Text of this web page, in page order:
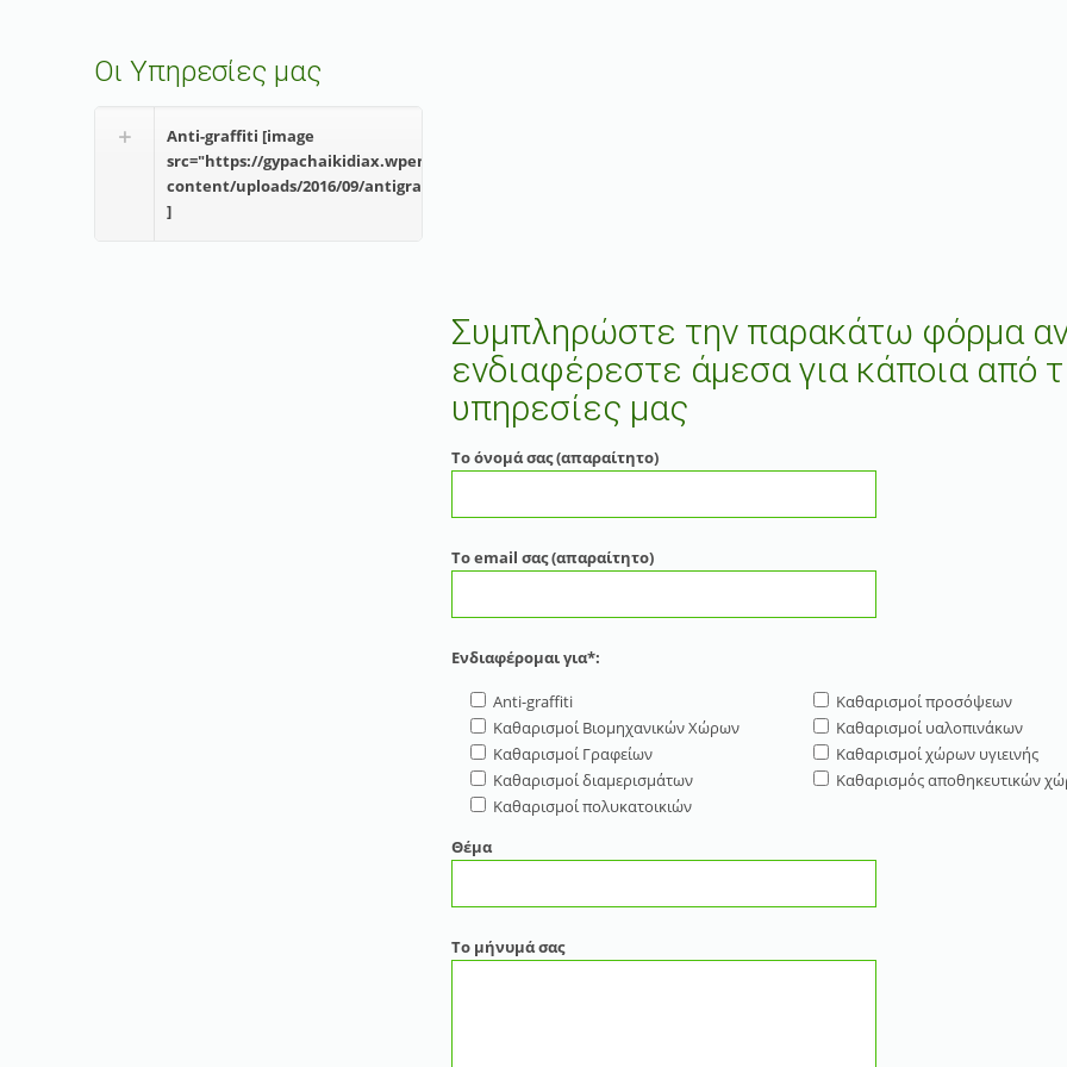
Οι Υπηρεσίες μας
Anti-graffiti [image
src="https://gypachaikidiax.wpengine.com/wp-
content/uploads/2016/09/antigraf.jpg"
]
Συμπληρώστε την παρακάτω φόρμα
ενδιαφέρεστε άμεσα για κάποια από
υπηρεσίες μας
Το όνομά σας (απαραίτητο)
Το email σας (απαραίτητο)
Ενδιαφέρομαι για*:
Anti-graffiti
Καθαρισμοί Βιομηχανικών Χώρων
Καθαρισμοί Γραφείων
Καθαρισμοί διαμερισμάτων
Καθαρισμοί πολυκατοικιών
Καθαρισμοί προσόψεων
Καθαρισμοί υαλοπινάκων
Καθαρισμοί χώρων υγιεινής
Καθαρισμός αποθηκευτικών
Θέμα
Το μήνυμά σας